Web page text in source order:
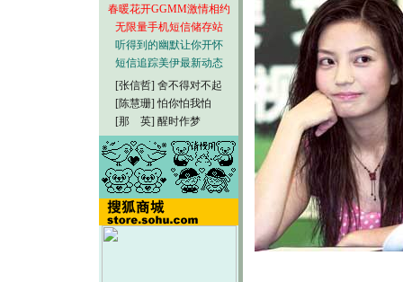
春暖花开GGMM激情相约
无限量手机短信储存站
听得到的幽默让你开怀
短信追踪美伊最新动态
[张信哲] 舍不得对不起
[陈慧珊] 怕你怕我怕
[那 英] 醒时作梦